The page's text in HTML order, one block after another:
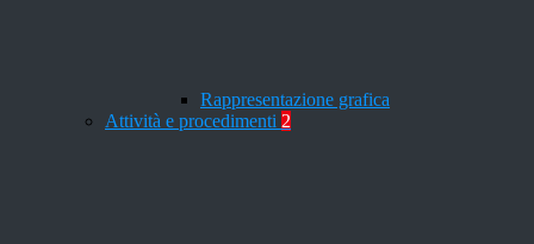
Rappresentazione grafica
Attività e procedimenti 2